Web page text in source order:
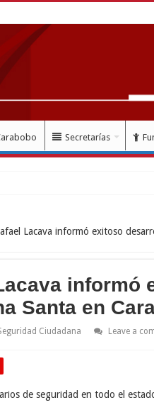
Secretarías
homenaje al Lib
Lacava informó exitoso
informó
Santa en
Ciudadana
Leave a
de seguridad en todo el